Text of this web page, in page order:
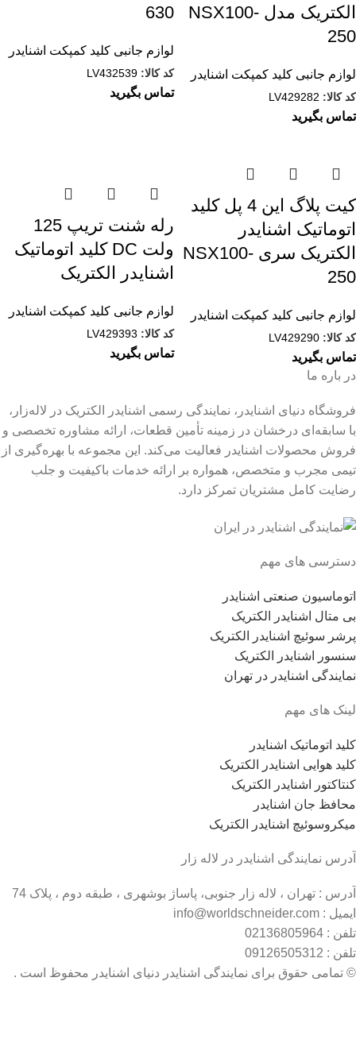
الکتریک مدل NSX100-
250
لوازم جانبی کلید کمپکت اشنایدر
کد کالا: LV429282
تماس بگیرید
630
لوازم جانبی کلید کمپکت اشنایدر
کد کالا: LV432539
تماس بگیرید
کيت پلاگ اين 4 پل کلید
اتوماتیک اشنایدر
الکتریک سری NSX100-
250
لوازم جانبی کلید کمپکت اشنایدر
کد کالا: LV429290
تماس بگیرید
رله شنت تریپ 125
ولت DC کلید اتوماتیک
اشنایدر الکتریک
لوازم جانبی کلید کمپکت اشنایدر
کد کالا: LV429393
تماس بگیرید
در باره ما
فروشگاه دنیای اشنایدر، نمایندگی رسمی اشنایدر الکتریک در لاله‌زار،
با سابقه‌ای درخشان در زمینه تأمین قطعات، ارائه مشاوره تخصصی و
فروش محصولات اشنایدر فعالیت می‌کند. این مجموعه با بهره‌گیری از
تیمی مجرب و متخصص، همواره بر ارائه خدمات باکیفیت و جلب
رضایت کامل مشتریان تمرکز دارد.
دسترسی های مهم
اتوماسیون صنعتی اشنایدر
بی متال اشنایدر الکتریک
پرشر سوئیچ اشنایدر الکتریک
سنسور اشنایدر الکتریک
نمایندگی اشنایدر در تهران
لینک های مهم
کلید اتوماتیک اشنایدر
کلید هوایی اشنایدر الکتریک
کنتاکتور اشنایدر الکتریک
محافظ جان اشنایدر
میکروسوئیچ اشنایدر الکتریک
آدرس نمایندگی اشنایدر در لاله زار
آدرس : تهران ، لاله زار جنوبی، پاساژ بوشهری ، طبقه دوم ، پلاک 74
ایمیل : info@worldschneider.com
تلفن : 02136805964
تلفن : 09126505312
© تمامی حقوق برای نمایندگی اشنایدر دنیای اشنایدر محفوظ است .